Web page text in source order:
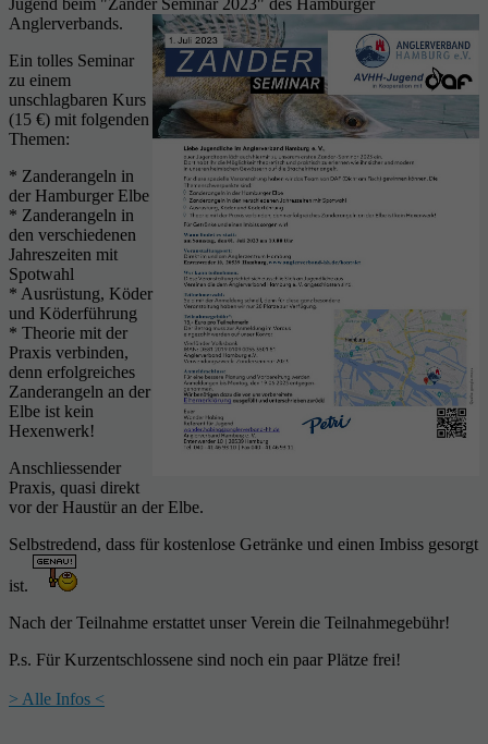
Jugend beim "Zander Seminar 2023" des Hamburger
Anglerverbands.
Ein tolles Seminar
zu einem
unschlagbaren Kurs
(15 €) mit folgenden
Themen:
* Zanderangeln in
der Hamburger Elbe
* Zanderangeln in
den verschiedenen
Jahreszeiten mit
Spotwahl
* Ausrüstung, Köder
und Köderführung
* Theorie mit der
Praxis verbinden,
denn erfolgreiches
Zanderangeln an der
Elbe ist kein
Hexenwerk!
Anschliessender
Praxis, quasi direkt
vor der Haustür an der Elbe.
Selbstredend, dass für kostenlose Getränke und einen Imbiss gesorgt
ist.
Nach der Teilnahme erstattet unser Verein die Teilnahmegebühr!
P.s. Für Kurzentschlossene sind noch ein paar Plätze frei!
> Alle Infos <